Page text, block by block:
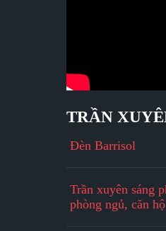
TRẦN
Đèn Barrisol
Trần xuyên sáng
phòng ngủ, căn hộ